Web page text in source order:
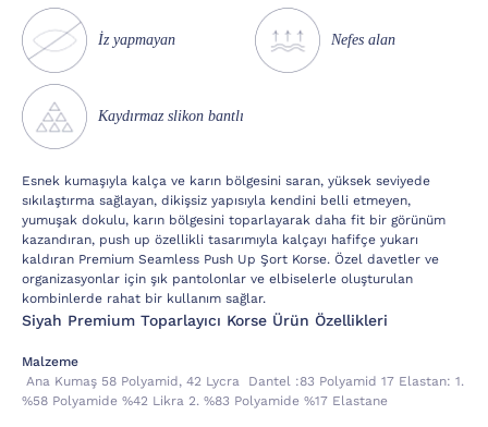
İz yapmayan Nefes alan
Kaydırmaz slikon bantlı
Esnek kumaşıyla kalça ve karın bölgesini saran, yüksek seviyede
sıkılaştırma sağlayan, dikişsiz yapısıyla kendini belli etmeyen,
yumuşak dokulu, karın bölgesini toparlayarak daha fit bir görünüm
kazandıran, push up özellikli tasarımıyla kalçayı hafifçe yukarı
kaldıran Premium Seamless Push Up Şort Korse. Özel davetler ve
organizasyonlar için şık pantolonlar ve elbiselerle oluşturulan
kombinlerde rahat bir kullanım sağlar.
Siyah Premium Toparlayıcı Korse Ürün Özellikleri
Malzeme
Ana Kumaş 58 Polyamid, 42 Lycra Dantel :83 Polyamid 17 Elastan: 1.
%58 Polyamide %42 Likra 2. %83 Polyamide %17 Elastane